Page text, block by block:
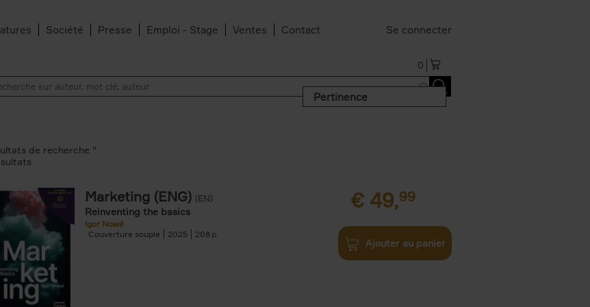
Société Presse Emploi - Stage Ventes Contact Se connecter
0
Pertinence
filter
filter
de recherche ''
Marketing (ENG) (EN)
Reinventing the basics
Igor Nowé
Couverture souple
2025 208
€ 49,99
Ajouter au panier